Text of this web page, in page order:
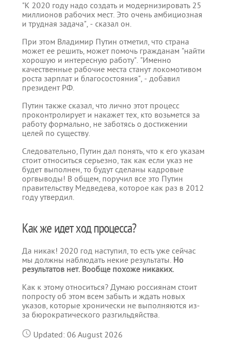
"К 2020 году надо создать и модернизировать 25
миллионов рабочих мест. Это очень амбициозная
и трудная задача", - сказал он.
При этом Владимир Путин отметил, что страна
может ее решить, может помочь гражданам "найти
хорошую и интересную работу". "Именно
качественные рабочие места станут локомотивом
роста зарплат и благосостояния", - добавил
президент РФ.
Путин также сказал, что лично этот процесс
проконтролирует и накажет тех, кто возьмется за
работу формально, не заботясь о достижении
целей по существу.
Следовательно, Путин дал понять, что к его указам
стоит относиться серьезно, так как если указ не
будет выполнен, то будут сделаны кадровые
оргвыводы! В общем, поручил все это Путин
правительству Медведева, которое как раз в 2012
году утвердил.
Как же идет ход процесса?
Да никак! 2020 год наступил, то есть уже сейчас
мы должны наблюдать некие результаты. Но
результатов нет. Вообще похоже никаких.
Как к этому относиться? Думаю россиянам стоит
попросту об этом всем забыть и ждать новых
указов, которые хронически не выполняются из-
за бюрократического разгильдяйства.
Updated: 06 August 2026